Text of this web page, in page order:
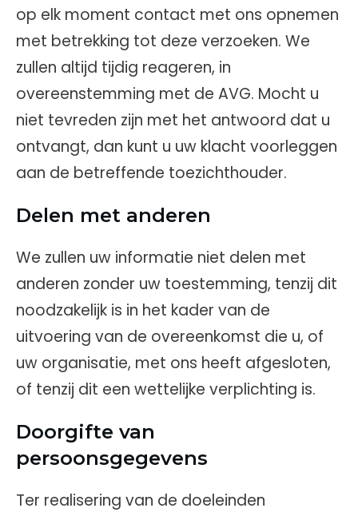
op elk moment contact met ons opnemen
met betrekking tot deze verzoeken. We
zullen altijd tijdig reageren, in
overeenstemming met de AVG. Mocht u
niet tevreden zijn met het antwoord dat u
ontvangt, dan kunt u uw klacht voorleggen
aan de betreffende toezichthouder.
Delen met anderen
We zullen uw informatie niet delen met
anderen zonder uw toestemming, tenzij dit
noodzakelijk is in het kader van de
uitvoering van de overeenkomst die u, of
uw organisatie, met ons heeft afgesloten,
of tenzij dit een wettelijke verplichting is.
Doorgifte van
persoonsgegevens
Ter realisering van de doeleinden